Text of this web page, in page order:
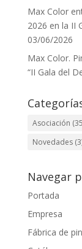
Max Color
2026 en la II
03/06/2026
Max Color.
“II Gala del
Asociación
Novedades
Navegar
Portada
Empresa
Fábrica de